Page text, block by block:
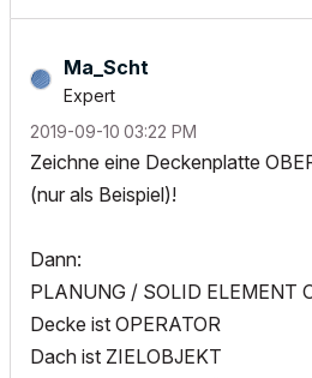
Ma_Scht
Expert
‎2019-09-10 03:22 PM
Zeichne eine Deckenplatte
(nur als Beispiel)!
Dann:
PLANUNG / SOLID ELEMENT
Decke ist OPERATOR
Dach ist ZIELOBJEKT